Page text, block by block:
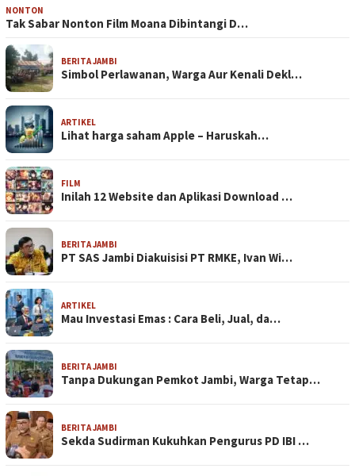
NONTON
Tak Sabar Nonton Film Moana Dibintangi D…
BERITA JAMBI
Simbol Perlawanan, Warga Aur Kenali Dekl…
ARTIKEL
Lihat harga saham Apple – Haruskah…
FILM
Inilah 12 Website dan Aplikasi Download …
BERITA JAMBI
PT SAS Jambi Diakuisisi PT RMKE, Ivan Wi…
ARTIKEL
Mau Investasi Emas : Cara Beli, Jual, da…
BERITA JAMBI
Tanpa Dukungan Pemkot Jambi, Warga Tetap…
BERITA JAMBI
Sekda Sudirman Kukuhkan Pengurus PD IBI …